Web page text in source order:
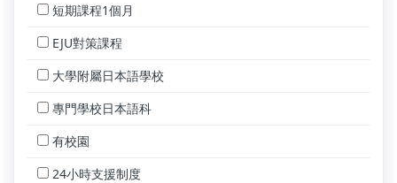
短期課程1個月
EJU對策課程
大學附屬日本語學校
專門學校日本語科
有校園
24小時支援制度